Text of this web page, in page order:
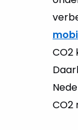
CO2
CO2